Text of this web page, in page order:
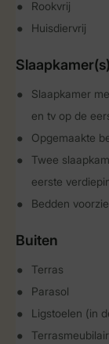
Rookvrij
Huisdiervrij
Slaapkamer(s)
Slaapkamer
en tv op de
Opgemaakte
Twee
eerste
Bedden
Buiten
Terras
Parasol
Ligstoelen (in
Terrasmeubilair